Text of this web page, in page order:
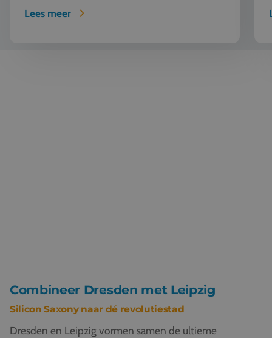
Lees meer
Combineer Dresden met Leipzig
Silicon Saxony naar dé revolutiestad
Dresden en Leipzig vormen samen de ultieme